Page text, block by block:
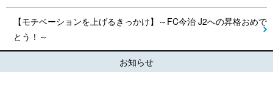
【モチベーションを上げるきっかけ】～FC今治 J2への昇格おめで
とう！～
お知らせ